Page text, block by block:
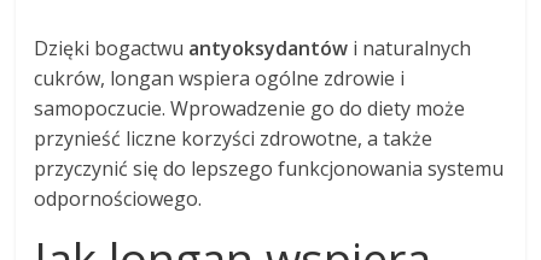
Dzięki bogactwu antyoksydantów i naturalnych
cukrów, longan wspiera ogólne zdrowie i
samopoczucie. Wprowadzenie go do diety może
przynieść liczne korzyści zdrowotne, a także
przyczynić się do lepszego funkcjonowania systemu
odpornościowego.